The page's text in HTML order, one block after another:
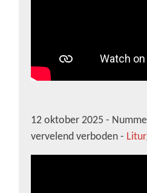
12 oktober 2025 -
vervelend verboden -